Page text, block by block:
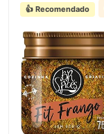
👍 Recomendado